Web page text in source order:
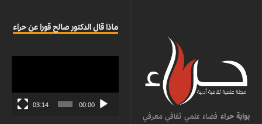
بوابة حراء فضاء علمي ثقافي معرفي
ماذا قال الدكتور صالح قورا عن حراء
00:00
03:14